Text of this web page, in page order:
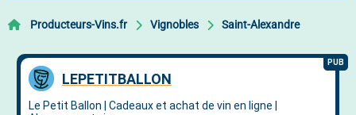
Producteurs-Vins.fr Vignobles Saint-Alexandre